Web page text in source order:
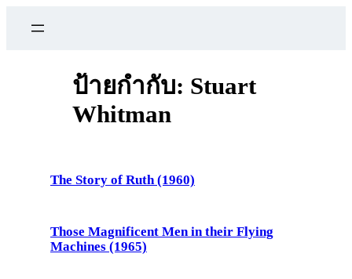
ป้ายกำกับ: Stuart
Whitman
The Story of Ruth (1960)
Those Magnificent Men in their Flying
Machines (1965)